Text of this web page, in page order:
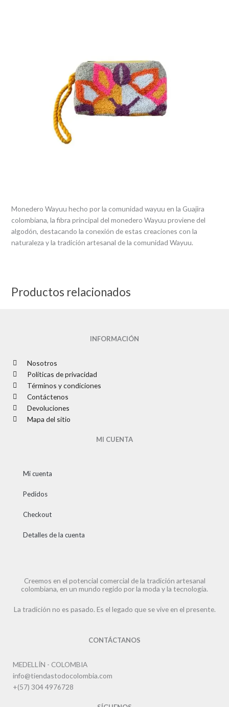
Monedero Wayuu hecho por la comunidad wayuu en la Guajira
colombiana, la fibra principal del monedero Wayuu proviene del
algodón, destacando la conexión de estas creaciones con la
naturaleza y la tradición artesanal de la comunidad Wayuu.
Productos relacionados
INFORMACIÓN
Nosotros
Políticas de privacidad
Términos y condiciones
Contáctenos
Devoluciones
Mapa del sitio
MI CUENTA
Mi cuenta
Pedidos
Checkout
Detalles de la cuenta
Creemos en el potencial comercial de la tradición artesanal
colombiana, en un mundo regido por la moda y la tecnología.
La tradición no es pasado. Es el legado que se vive en el presente.
CONTÁCTANOS
MEDELLÍN - COLOMBIA
info@tiendastodocolombia.com
+(57) 304 4976728